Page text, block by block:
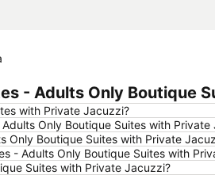
- Adults Only Boutique
with Private Jacuzzi?
Only Boutique Suites with Private
Only Boutique Suites with Private
- Adults Only Boutique Suites with
Suites with Private Jacuzzi?